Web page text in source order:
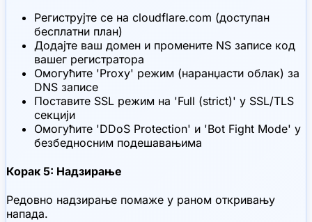
Региструјте се на cloudflare.com (доступан
бесплатни план)
Додајте ваш домен и промените NS записе код
вашег регистратора
Омогућите 'Proxy' режим (наранџасти облак) за
DNS записе
Поставите SSL режим на 'Full (strict)' у SSL/TLS
секцији
Омогућите 'DDoS Protection' и 'Bot Fight Mode' у
безбедносним подешавањима
Корак 5: Надзирање
Редовно надзирање помаже у раном откривању
напада.